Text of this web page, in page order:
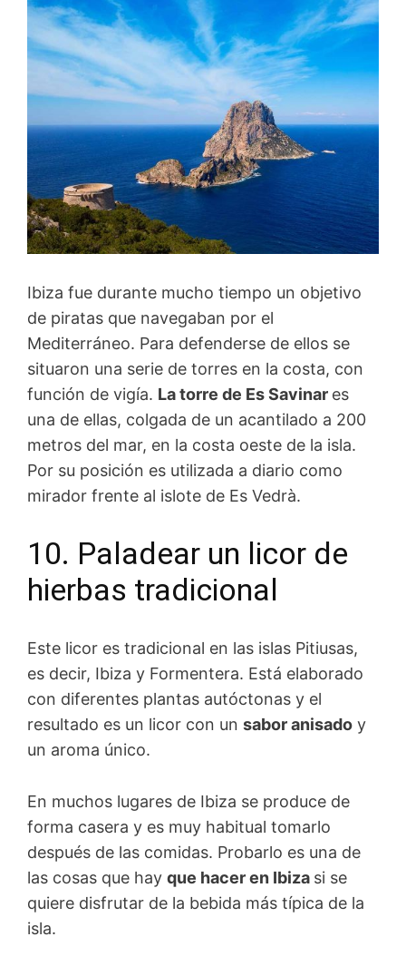
Ibiza fue durante mucho tiempo un objetivo
de piratas que navegaban por el
Mediterráneo. Para defenderse de ellos se
situaron una serie de torres en la costa, con
función de vigía. La torre de Es Savinar es
una de ellas, colgada de un acantilado a 200
metros del mar, en la costa oeste de la isla.
Por su posición es utilizada a diario como
mirador frente al islote de Es Vedrà.
10. Paladear un licor de
hierbas tradicional
Este licor es tradicional en las islas Pitiusas,
es decir, Ibiza y Formentera. Está elaborado
con diferentes plantas autóctonas y el
resultado es un licor con un sabor anisado y
un aroma único.
En muchos lugares de Ibiza se produce de
forma casera y es muy habitual tomarlo
después de las comidas. Probarlo es una de
las cosas que hay que hacer en Ibiza si se
quiere disfrutar de la bebida más típica de la
isla.